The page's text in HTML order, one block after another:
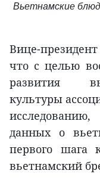
Вьетнамские
Вице-
что с целью
развития
культуры
данных о
первого шага
вьетнамский